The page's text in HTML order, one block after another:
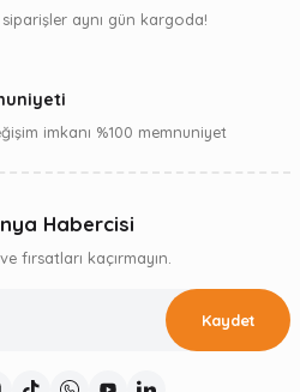
siparişler aynı gün kargoda!
imkanı %100 memnuniyet
Habercisi
fırsatları kaçırmayın.
Kaydet